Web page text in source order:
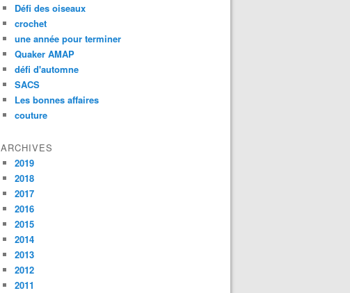
Défi des oiseaux
crochet
une année pour terminer
Quaker AMAP
défi d'automne
SACS
Les bonnes affaires
couture
ARCHIVES
2019
2018
2017
2016
2015
2014
2013
2012
2011